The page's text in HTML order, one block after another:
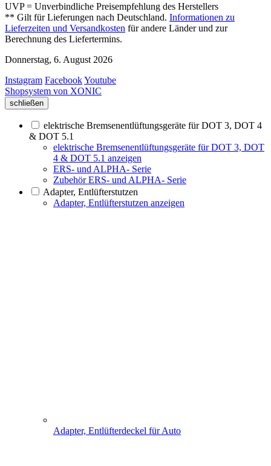
UVP = Unverbindliche Preisempfehlung des Herstellers
** Gilt für Lieferungen nach Deutschland. Informationen zu
Lieferzeiten und Versandkosten für andere Länder und zur
Berechnung des Liefertermins.
Donnerstag, 6. August 2026
Instagram FacebookYoutube
Shopsystem von XONIC
schließen
elektrische Bremsenentlüftungsgeräte für DOT 3, DOT 4
& DOT 5.1
elektrische Bremsenentlüftungsgeräte für DOT 3, DOT
4 & DOT 5.1 anzeigen
ERS- und ALPHA- Serie
Zubehör ERS- und ALPHA- Serie
Adapter, Entlüfterstutzen
Adapter, Entlüfterstutzen anzeigen
Adapter, Entlüfterdeckel für Auto